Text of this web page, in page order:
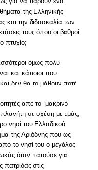
της Ελληνικής
και την διδασκαλία των
τους όπου οι βαθμοί
πτυχίο;
όμως πολύ
και κάποιοι που
δεν θα το μάθουν ποτέ.
από το μακρινό
πλανήτη σε σχέση με εμάς,
νησί του Ελλαδικού
της Αριάδνης που ως
το νησί του ο μεγάλος
όταν πατούσε για
στις